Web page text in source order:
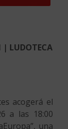
| LUDOTECA
acogerá el
a las 18:00
una